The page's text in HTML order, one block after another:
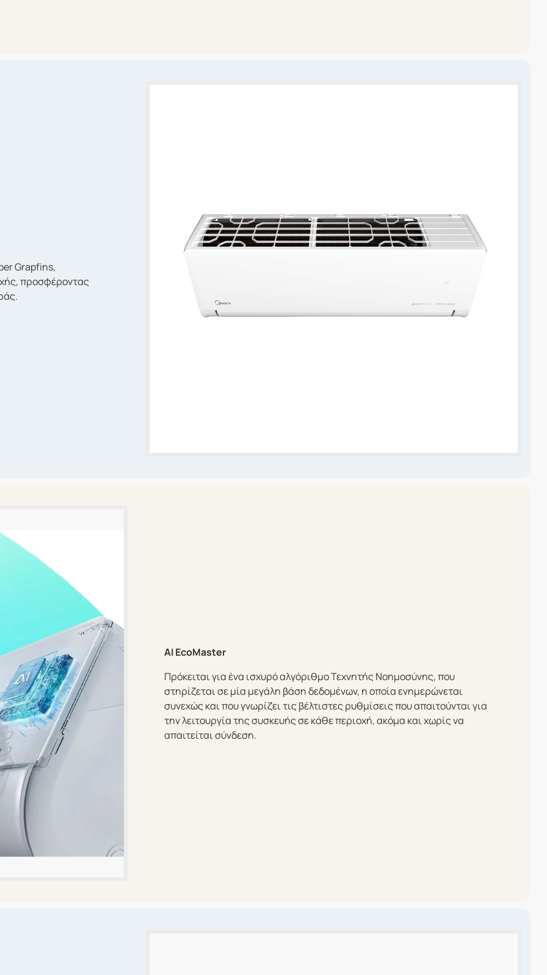
Grapfins,
προσφέροντας
AI EcoMaster
Πρόκειται για ένα ισχυρό αλγόριθμο Τεχνητής Νοημοσύνης, που
στηρίζεται σε μία μεγάλη βάση δεδομένων, η οποία ενημερώνεται
συνεχώς και που γνωρίζει τις βέλτιστες ρυθμίσεις που απαιτούνται για
την λειτουργία της συσκευής σε κάθε περιοχή, ακόμα και χωρίς να
απαιτείται σύνδεση.